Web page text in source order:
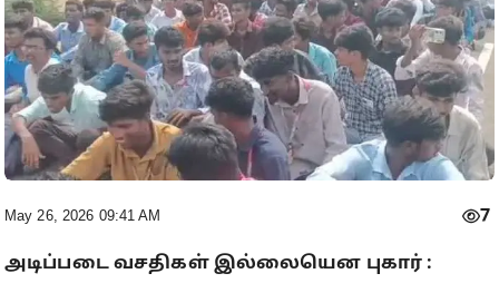
May 26, 2026 09:41 AM 7
அடிப்படை வசதிகள் இல்லையென புகார் :